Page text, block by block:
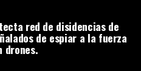
red de disidencias de
de espiar a la fuerza
drones.